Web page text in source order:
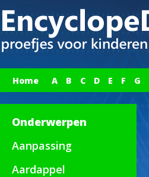
Home A B C D E F G
Onderwerpen
Aanpassing
Aardappel